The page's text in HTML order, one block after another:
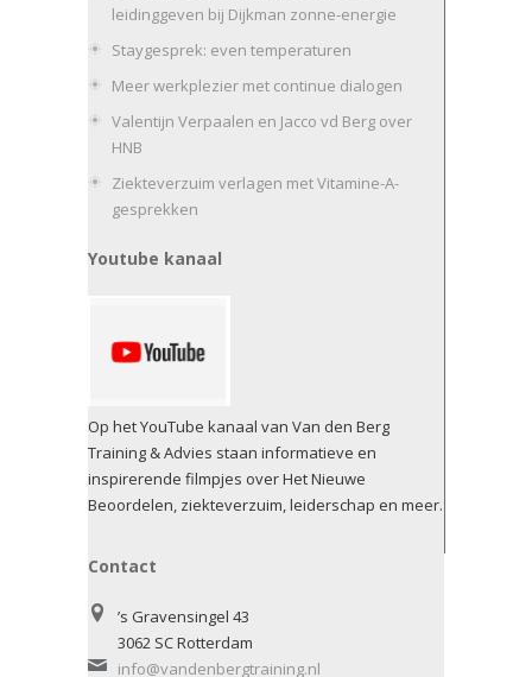
leidinggeven bij Dijkman zonne-energie
Staygesprek: even temperaturen
Meer werkplezier met continue dialogen
Valentijn Verpaalen en Jacco vd Berg over
HNB
Ziekteverzuim verlagen met Vitamine-A-
gesprekken
Youtube kanaal
Op het YouTube kanaal van Van den Berg
Training & Advies staan informatieve en
inspirerende filmpjes over Het Nieuwe
Beoordelen, ziekteverzuim, leiderschap en meer.
Contact
’s Gravensingel 43
3062 SC Rotterdam
info@vandenbergtraining.nl